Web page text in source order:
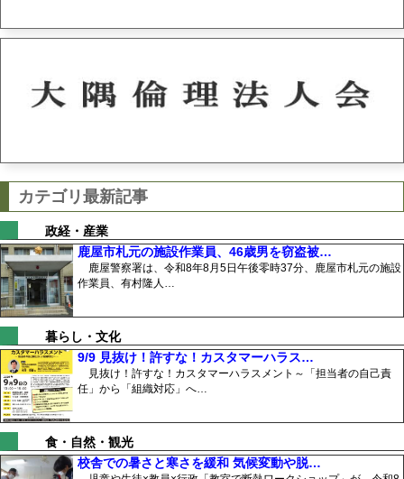
カテゴリ最新記事
政経・産業
鹿屋市札元の施設作業員、46歳男を窃盗被…
鹿屋警察署は、令和8年8月5日午後零時37分、鹿屋市札元の施設
作業員、有村隆人…
暮らし・文化
9/9 見抜け！許すな！カスタマーハラス…
見抜け！許すな！カスタマーハラスメント～「担当者の自己責
任」から「組織対応」へ…
食・自然・観光
校舎での暑さと寒さを緩和 気候変動や脱…